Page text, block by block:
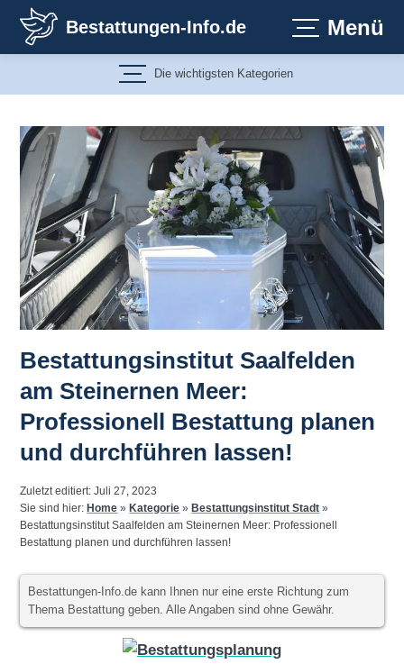
Inhalt
springen
Bestattungen-Info.de Menü
Die wichtigsten Kategorien
Bestattungsinstitut Saalfelden
am Steinernen Meer:
Professionell Bestattung planen
und durchführen lassen!
Zuletzt editiert: Juli 27, 2023
Sie sind hier: Home » Kategorie » Bestattungsinstitut Stadt »
Bestattungsinstitut Saalfelden am Steinernen Meer: Professionell
Bestattung planen und durchführen lassen!
Bestattungen-Info.de kann Ihnen nur eine erste Richtung zum
Thema Bestattung geben. Alle Angaben sind ohne Gewähr.